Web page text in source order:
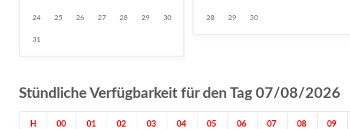
24 25 26 27 28 29 30
31
28 29 30
Stündliche Verfügbarkeit für den Tag 07/08/2026
H 00 01 02 03 04 05 06 07 08 09